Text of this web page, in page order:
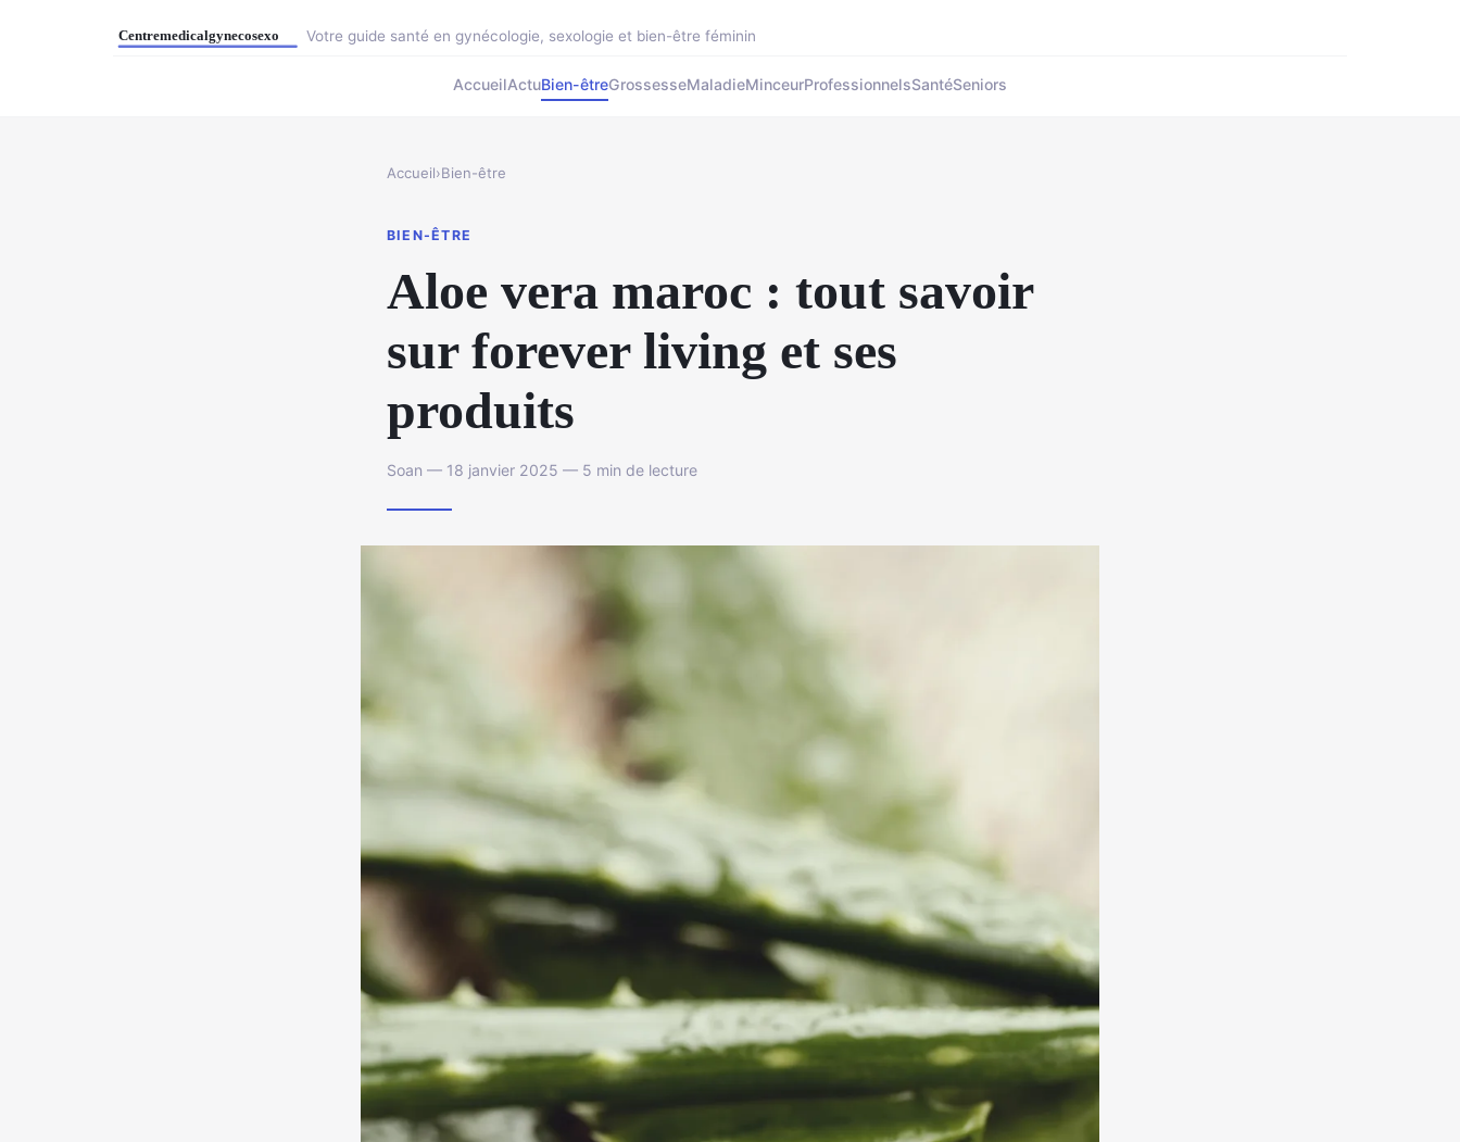
Votre guide santé en gynécologie, sexologie et bien-être féminin
AccueilActuBien-êtreGrossesseMaladieMinceurProfessionnelsSantéSeniors
Accueil›Bien-être
BIEN-ÊTRE
Aloe vera maroc : tout savoir
sur forever living et ses
produits
Soan — 18 janvier 2025 — 5 min de lecture